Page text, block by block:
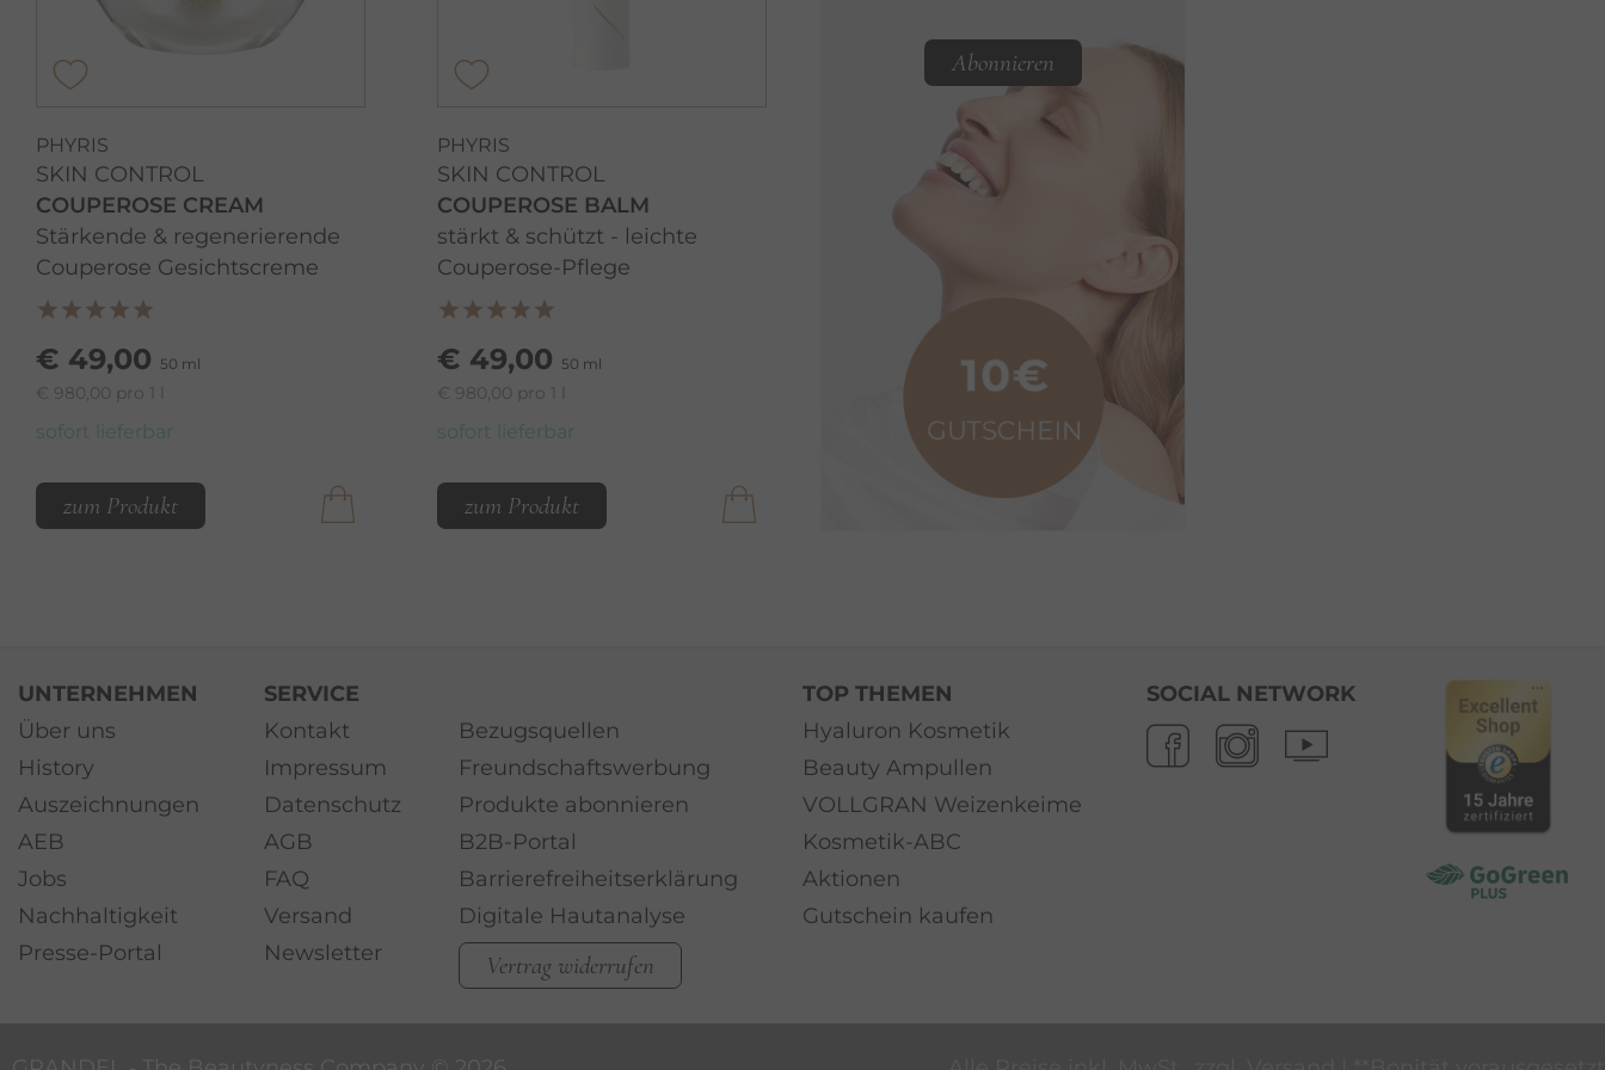
PHYRIS
SKIN CONTROL
COUPEROSE CREAM
Stärkende & regenerierende
Couperose Gesichtscreme
€ 49,00 50 ml
€ 980,00 pro 1 l
sofort lieferbar
zum Produkt
PHYRIS
SKIN CONTROL
COUPEROSE BALM
stärkt & schützt - leichte
Couperose-Pflege
€ 49,00 50 ml
€ 980,00 pro 1 l
sofort lieferbar
zum Produkt
Abonnieren
UNTERNEHMEN
Über uns
History
Auszeichnungen
AEB
Jobs
Nachhaltigkeit
Presse-Portal
SERVICE
Kontakt
Impressum
Datenschutz
AGB
FAQ
Versand
Newsletter
Bezugsquellen
Freundschaftswerbung
Produkte abonnieren
B2B-Portal
Barrierefreiheitserklärung
Digitale Hautanalyse
Vertrag widerrufen
TOP THEMEN
Hyaluron Kosmetik
Beauty Ampullen
VOLLGRAN Weizenkeime
Kosmetik-ABC
Aktionen
Gutschein kaufen
SOCIAL NETWORK